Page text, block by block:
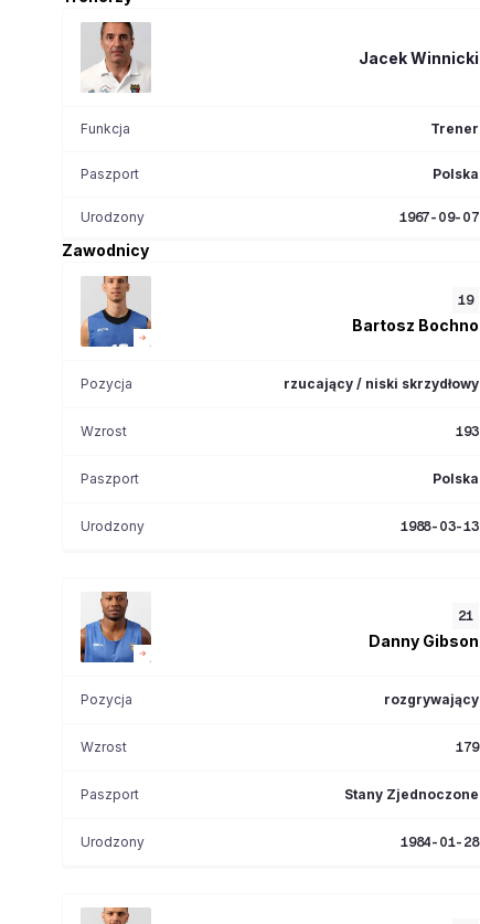
JacekWinnicki
Funkcja Trener
Paszport Polska
Urodzony 1967-09-07
Zawodnicy
19
Bartosz Bochno
Pozycja rzucający / niski skrzydłowy
Wzrost 193
Paszport Polska
Urodzony 1988-03-13
21
Danny Gibson
Pozycja rozgrywający
Wzrost 179
Paszport Stany Zjednoczone
Urodzony 1984-01-28